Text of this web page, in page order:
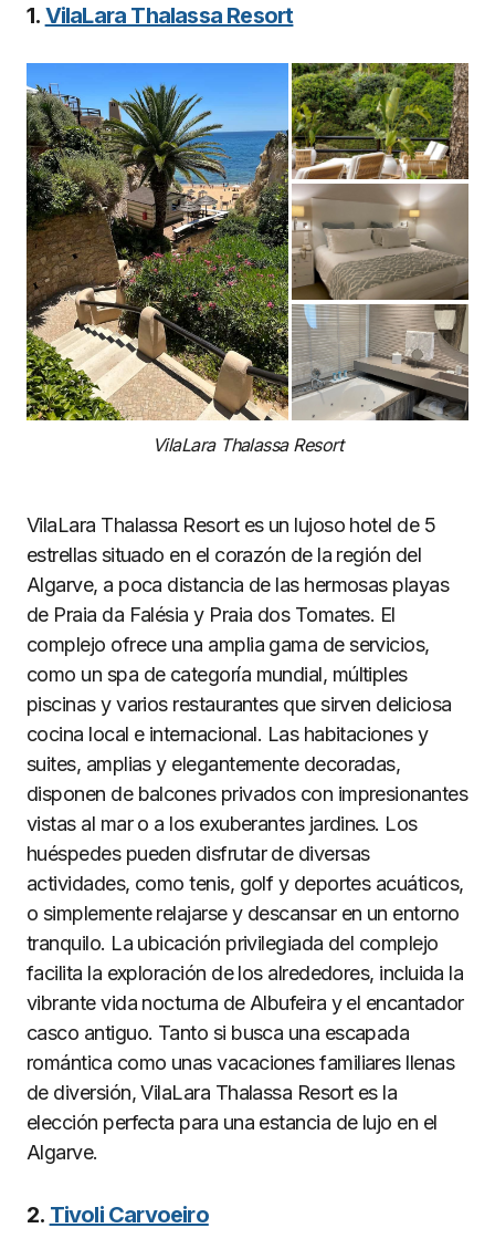
1. VilaLara Thalassa Resort
VilaLara Thalassa Resort
VilaLara Thalassa Resort es un lujoso hotel de 5
estrellas situado en el corazón de la región del
Algarve, a poca distancia de las hermosas playas
de Praia da Falésia y Praia dos Tomates. El
complejo ofrece una amplia gama de servicios,
como un spa de categoría mundial, múltiples
piscinas y varios restaurantes que sirven deliciosa
cocina local e internacional. Las habitaciones y
suites, amplias y elegantemente decoradas,
disponen de balcones privados con impresionantes
vistas al mar o a los exuberantes jardines. Los
huéspedes pueden disfrutar de diversas
actividades, como tenis, golf y deportes acuáticos,
o simplemente relajarse y descansar en un entorno
tranquilo. La ubicación privilegiada del complejo
facilita la exploración de los alrededores, incluida la
vibrante vida nocturna de Albufeira y el encantador
casco antiguo. Tanto si busca una escapada
romántica como unas vacaciones familiares llenas
de diversión, VilaLara Thalassa Resort es la
elección perfecta para una estancia de lujo en el
Algarve.
2. Tivoli Carvoeiro